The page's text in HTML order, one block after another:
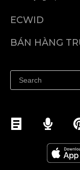
ECWID
Trung tâm trợ giúp
BÁN HÀNG
Quảng bá ở bất cứ
Kiểm soát mọi thứ